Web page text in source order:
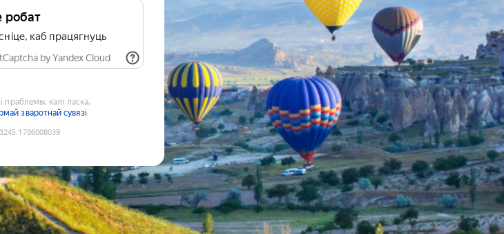
робат
каб працягнуць
by Yandex Cloud
праблемы, калі ласка,
зваротнай сувязі
:1786008039